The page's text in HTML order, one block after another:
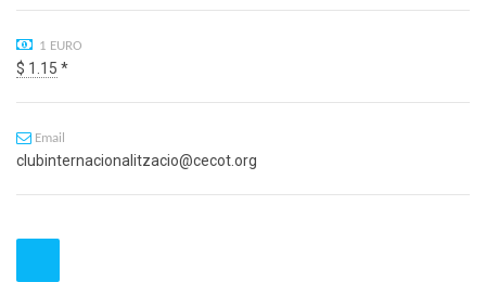
1 EURO
$ 1.15 *
Email
clubinternacionalitzacio@cecot.org